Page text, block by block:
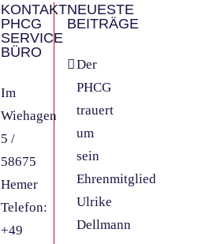
KONTAKT
PHCG
SERVICE
BÜRO
Im
Wiehagen
5 /
58675
Hemer
Telefon:
+49
NEUESTE
BEITRÄGE
Der
PHCG
trauert
um
sein
Ehrenmitglied
Ulrike
Dellmann